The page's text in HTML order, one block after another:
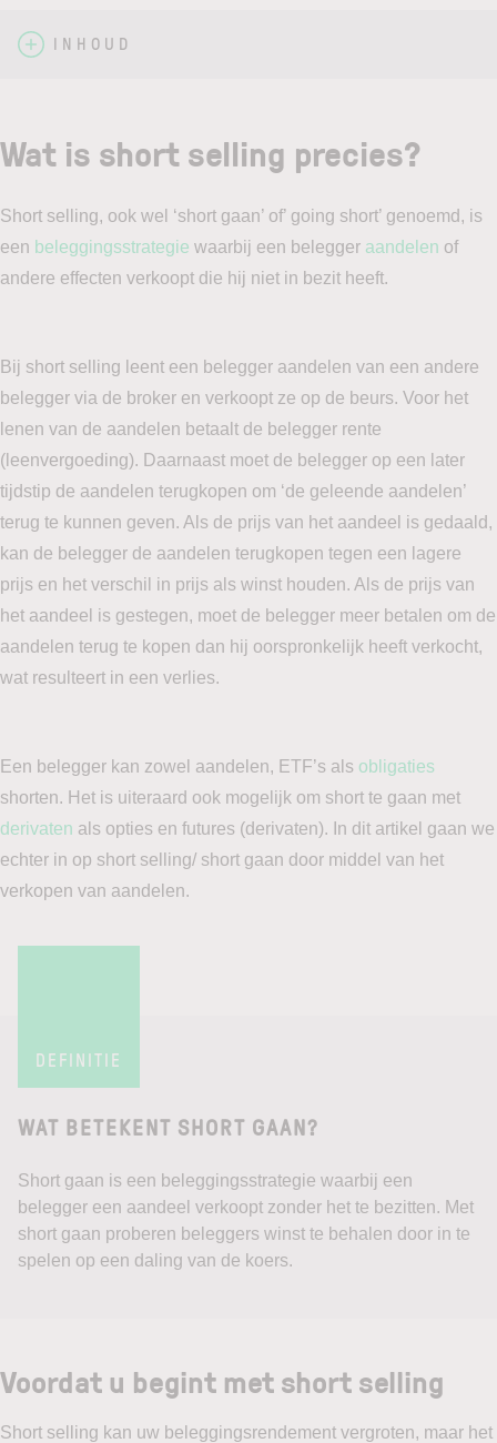
INHOUD
Wat is short selling precies?
Short selling, ook wel ‘short gaan’ of’ going short’ genoemd, is
een beleggingsstrategie waarbij een belegger aandelen of
andere effecten verkoopt die hij niet in bezit heeft.
Bij short selling leent een belegger aandelen van een andere
belegger via de broker en verkoopt ze op de beurs. Voor het
lenen van de aandelen betaalt de belegger rente
(leenvergoeding). Daarnaast moet de belegger op een later
tijdstip de aandelen terugkopen om ‘de geleende aandelen’
terug te kunnen geven. Als de prijs van het aandeel is gedaald,
kan de belegger de aandelen terugkopen tegen een lagere
prijs en het verschil in prijs als winst houden. Als de prijs van
het aandeel is gestegen, moet de belegger meer betalen om de
aandelen terug te kopen dan hij oorspronkelijk heeft verkocht,
wat resulteert in een verlies.
Een belegger kan zowel aandelen, ETF’s als obligaties
shorten. Het is uiteraard ook mogelijk om short te gaan met
derivaten als opties en futures (derivaten). In dit artikel gaan we
echter in op short selling/ short gaan door middel van het
verkopen van aandelen.
DEFINITIE
WAT BETEKENT SHORT GAAN?
Short gaan is een beleggingsstrategie waarbij een
belegger een aandeel verkoopt zonder het te bezitten. Met
short gaan proberen beleggers winst te behalen door in te
spelen op een daling van de koers.
Voordat u begint met short selling
Short selling kan uw beleggingsrendement vergroten, maar het